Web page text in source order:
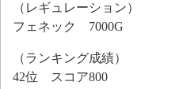
（レギュレーション）
フェネック 7000G
（ランキング成績）
42位 スコア800